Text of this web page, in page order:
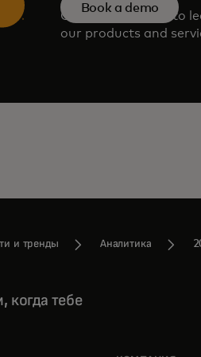
Consult our team to
our products and
Book a demo
и тренды Аналитика
когда тебе